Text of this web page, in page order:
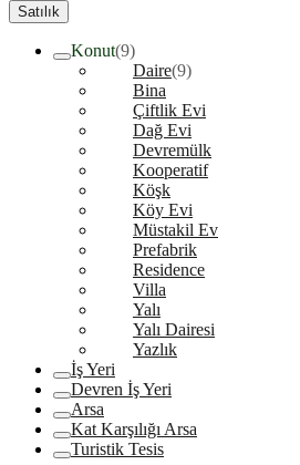
Satılık
Konut(9)
Daire(9)
Bina
Çiftlik Evi
Dağ Evi
Devremülk
Kooperatif
Köşk
Köy Evi
Müstakil Ev
Prefabrik
Residence
Villa
Yalı
Yalı Dairesi
Yazlık
İş Yeri
Devren İş Yeri
Arsa
Kat Karşılığı Arsa
Turistik Tesis